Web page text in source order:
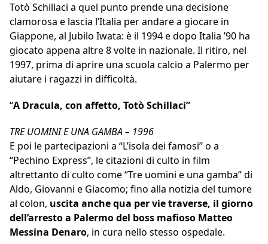
Totò Schillaci a quel punto prende una decisione
clamorosa e lascia l’Italia per andare a giocare in
Giappone, al Jubilo Iwata: è il 1994 e dopo Italia ’90 ha
giocato appena altre 8 volte in nazionale. Il ritiro, nel
1997, prima di aprire una scuola calcio a Palermo per
aiutare i ragazzi in difficoltà.
“A Dracula, con affetto, Totò Schillaci”
TRE UOMINI E UNA GAMBA – 1996
E poi le partecipazioni a “L’isola dei famosi” o a
“Pechino Express”, le citazioni di culto in film
altrettanto di culto come “Tre uomini e una gamba” di
Aldo, Giovanni e Giacomo; fino alla notizia del tumore
al colon, uscita anche qua per vie traverse, il giorno
dell’arresto a Palermo del boss mafioso Matteo
Messina Denaro, in cura nello stesso ospedale.